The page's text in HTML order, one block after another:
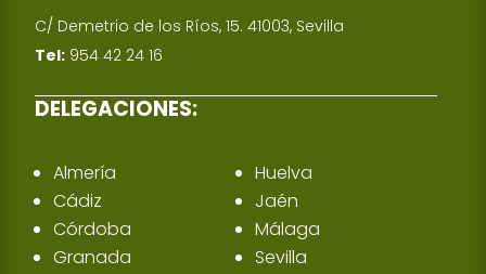
C/ Demetrio de los Ríos, 15. 41003, Sevilla
Tel: 954 42 24 16
DELEGACIONES:
Almería
Cádiz
Córdoba
Granada
Huelva
Jaén
Málaga
Sevilla